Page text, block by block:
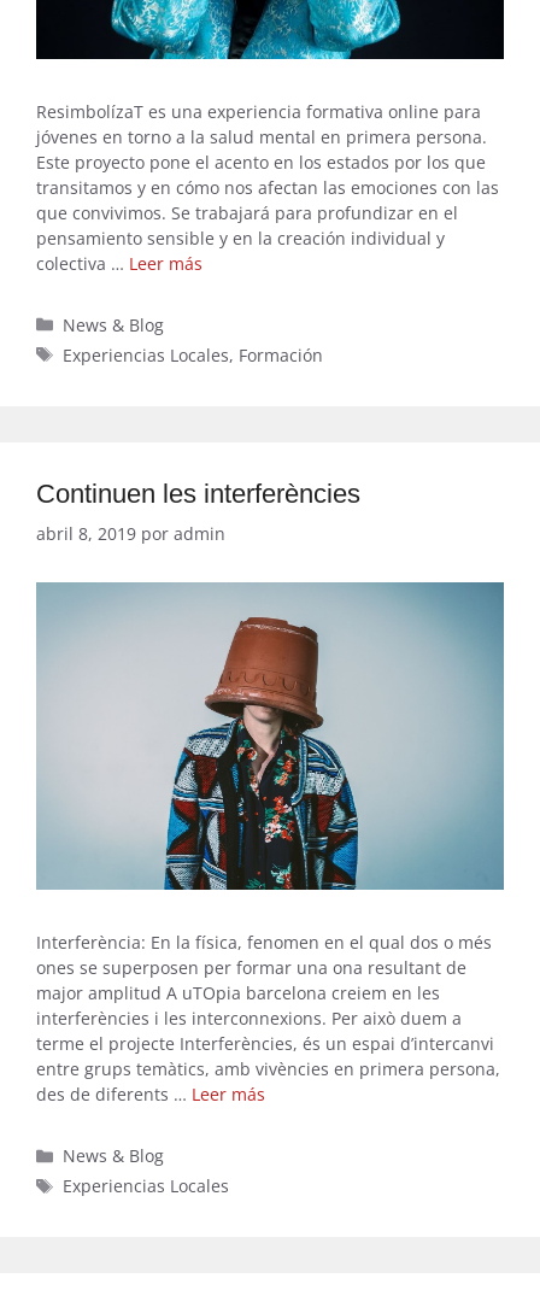
ResimbolízaT es una experiencia formativa online para
jóvenes en torno a la salud mental en primera persona.
Este proyecto pone el acento en los estados por los que
transitamos y en cómo nos afectan las emociones con las
que convivimos. Se trabajará para profundizar en el
pensamiento sensible y en la creación individual y
colectiva … Leer más
Categorías
News & Blog
Etiquetas
Experiencias Locales, Formación
Continuen les interferències
abril 8, 2019 por admin
Interferència: En la física, fenomen en el qual dos o més
ones se superposen per formar una ona resultant de
major amplitud A uTOpia barcelona creiem en les
interferències i les interconnexions. Per això duem a
terme el projecte Interferències, és un espai d’intercanvi
entre grups temàtics, amb vivències en primera persona,
des de diferents … Leer más
Categorías
News & Blog
Etiquetas
Experiencias Locales